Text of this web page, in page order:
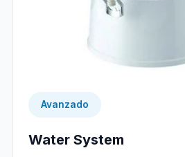
Avanzado
Water System